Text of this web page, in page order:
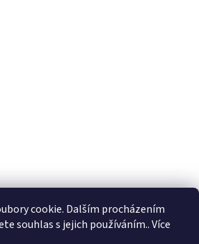
cookie. Dalším procházením
souhlas s jejich používáním.. Více